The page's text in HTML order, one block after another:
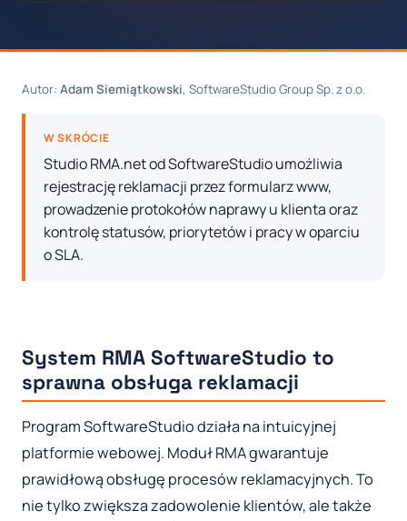
Autor: Adam Siemiątkowski, SoftwareStudio Group Sp. z o.o.
W SKRÓCIE
Studio RMA.net od SoftwareStudio umożliwia
rejestrację reklamacji przez formularz www,
prowadzenie protokołów naprawy u klienta oraz
kontrolę statusów, priorytetów i pracy w oparciu
o SLA.
System RMA SoftwareStudio to
sprawna obsługa reklamacji
Program SoftwareStudio działa na intuicyjnej
platformie webowej. Moduł RMA gwarantuje
prawidłową obsługę procesów reklamacyjnych. To
nie tylko zwiększa zadowolenie klientów, ale także